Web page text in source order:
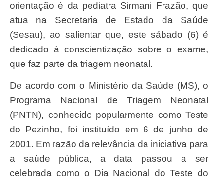
orientação é da pediatra Sirmani Frazão, que
atua na Secretaria de Estado da Saúde
(Sesau), ao salientar que, este sábado (6) é
dedicado à conscientização sobre o exame,
que faz parte da triagem neonatal.
De acordo com o Ministério da Saúde (MS), o
Programa Nacional de Triagem Neonatal
(PNTN), conhecido popularmente como Teste
do Pezinho, foi instituído em 6 de junho de
2001. Em razão da relevância da iniciativa para
a saúde pública, a data passou a ser
celebrada como o Dia Nacional do Teste do